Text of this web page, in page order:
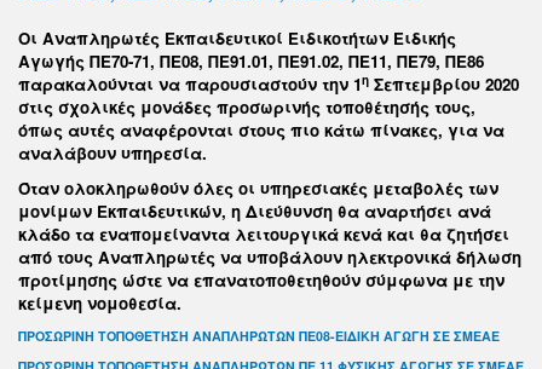
Οι Αναπληρωτές Εκπαιδευτικοί Ειδικοτήτων Ειδικής
Αγωγής ΠΕ70-71, ΠΕ08, ΠΕ91.01, ΠΕ91.02, ΠΕ11, ΠΕ79, ΠΕ86
παρακαλούνται να παρουσιαστούν την 1η Σεπτεμβρίου 2020
στις σχολικές μονάδες προσωρινής τοποθέτησής τους,
όπως αυτές αναφέρονται στους πιο κάτω πίνακες, για να
αναλάβουν υπηρεσία.
Όταν ολοκληρωθούν όλες οι υπηρεσιακές μεταβολές των
μονίμων Εκπαιδευτικών, η Διεύθυνση θα αναρτήσει ανά
κλάδο τα εναπομείναντα λειτουργικά κενά και θα ζητήσει
από τους Αναπληρωτές να υποβάλουν ηλεκτρονικά δήλωση
προτίμησης ώστε να επανατοποθετηθούν σύμφωνα με την
κείμενη νομοθεσία.
ΠΡΟΣΩΡΙΝΗ ΤΟΠΟΘΕΤΗΣΗ ΑΝΑΠΛΗΡΩΤΩΝ ΠΕ08-ΕΙΔΙΚΗ ΑΓΩΓΗ ΣΕ ΣΜΕΑΕ